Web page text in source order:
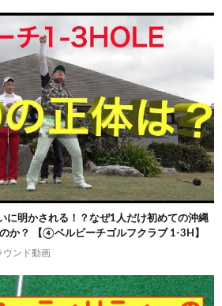
に明かされる！？なぜ1人だけ初めての沖縄
か？ 【④ベルビーチゴルフクラブ 1-3H】
ウンド動画